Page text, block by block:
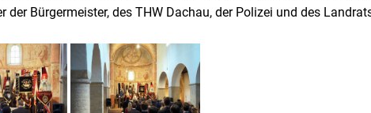
Bürgermeister, des THW Dachau, der Polizei und des